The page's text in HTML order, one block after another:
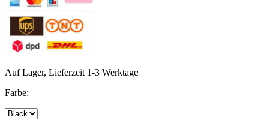
Auf Lager, Lieferzeit 1-3 Werktage
Farbe: